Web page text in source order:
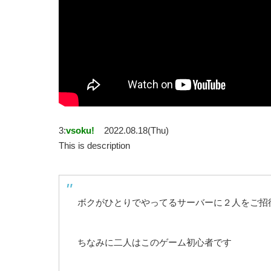
3:vsoku!
2022.08.18(Thu)
This is description
ちなみに二人はこのゲーム初心者です